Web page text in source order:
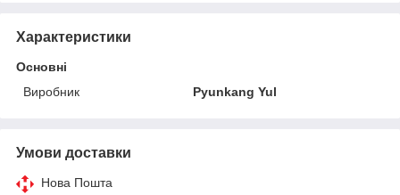
Характеристики
Основні
Виробник
Pyunkang Yul
Умови доставки
Нова Пошта